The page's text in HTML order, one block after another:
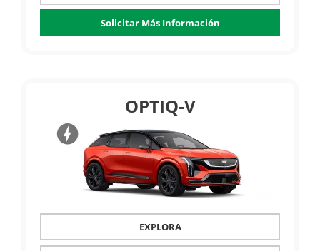
Solicitar Más Información
OPTIQ-V
EXPLORA